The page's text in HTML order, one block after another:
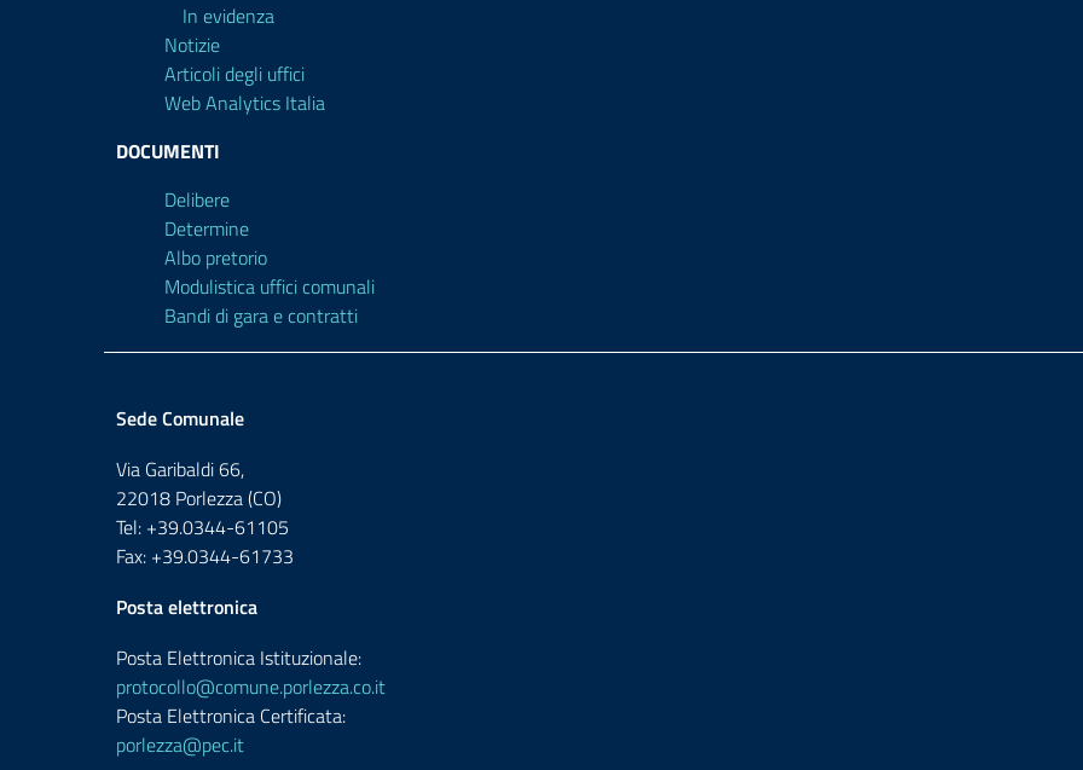
In evidenza
Notizie
Articoli degli uffici
Web Analytics Italia
DOCUMENTI
Delibere
Determine
Albo pretorio
Modulistica uffici comunali
Bandi di gara e contratti
Sede Comunale
Via Garibaldi 66,
22018 Porlezza (CO)
Tel: +39.0344-61105
Fax: +39.0344-61733
Posta elettronica
Posta Elettronica Istituzionale:
protocollo@comune.porlezza.co.it
Posta Elettronica Certificata:
porlezza@pec.it